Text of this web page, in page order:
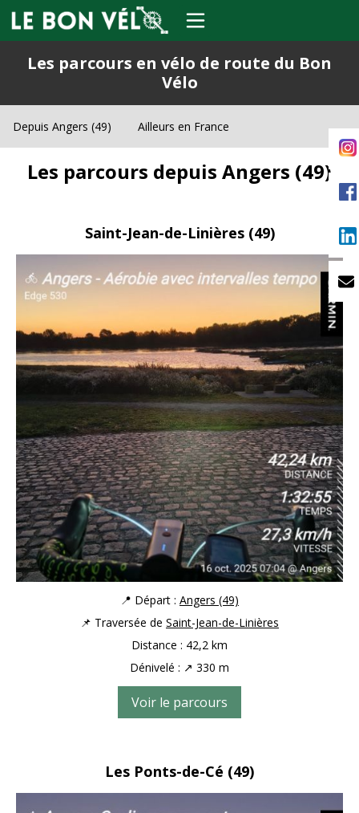
Les parcours en vélo de route du Bon
Vélo
Depuis Angers (49) Ailleurs en France
Les parcours depuis Angers (49)
Saint-Jean-de-Linières (49)
📍 Départ : Angers (49)
📌 Traversée de Saint-Jean-de-Linières
Distance : 42,2 km
Dénivelé : ↗ 330 m
Voir le parcours
Les Ponts-de-Cé (49)